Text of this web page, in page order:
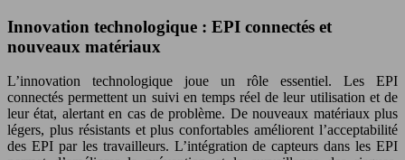
Innovation technologique : EPI connectés et
nouveaux matériaux
L’innovation technologique joue un rôle essentiel. Les EPI
connectés permettent un suivi en temps réel de leur utilisation et de
leur état, alertant en cas de problème. De nouveaux matériaux plus
légers, plus résistants et plus confortables améliorent l’acceptabilité
des EPI par les travailleurs. L’intégration de capteurs dans les EPI